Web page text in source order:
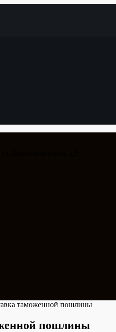
таможенной пошлины
пошлины